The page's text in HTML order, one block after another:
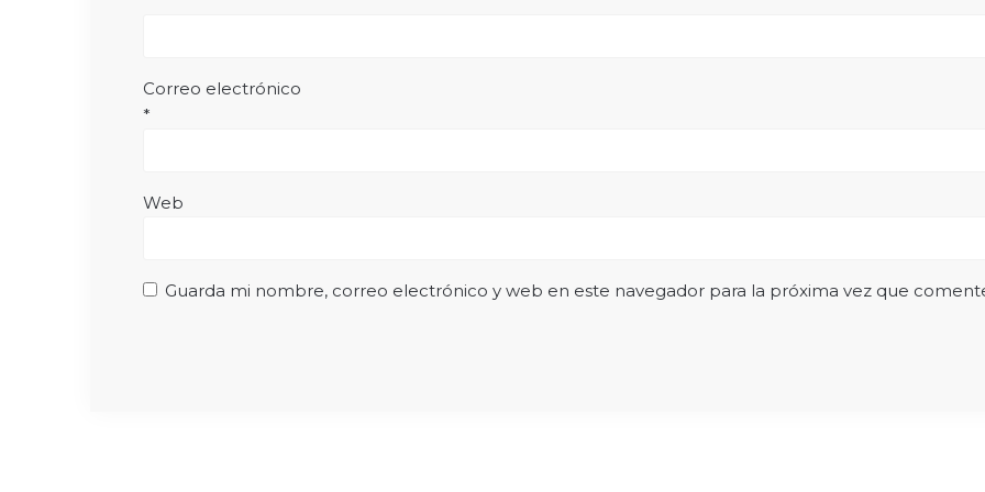
Correo electrónico
*
Web
Guarda mi nombre, correo electrónico y web en este navegador para la próxima vez que